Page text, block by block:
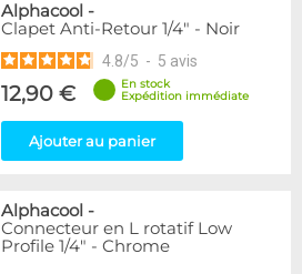
Alphacool -
Clapet Anti-Retour 1/4" - Noir
4.8/5 - 5 avis
12,90 €
En stock
Expédition immédiate
Ajouter au panier
Alphacool -
Connecteur en L rotatif Low
Profile 1/4" - Chrome